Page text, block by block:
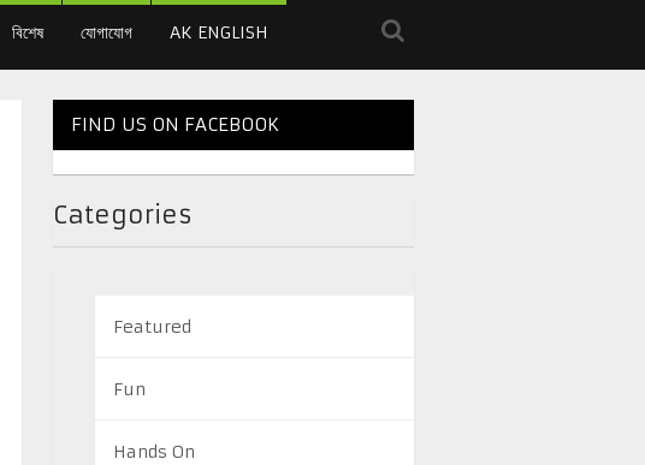
বিশেষ যোগাযোগ AK ENGLISH
FIND US ON FACEBOOK
Categories
Featured
Fun
Hands On